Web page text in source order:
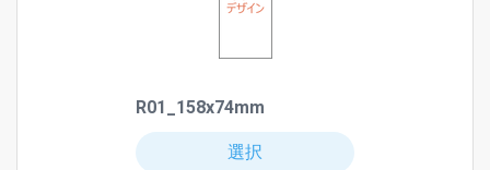
R01_158x74mm
選択